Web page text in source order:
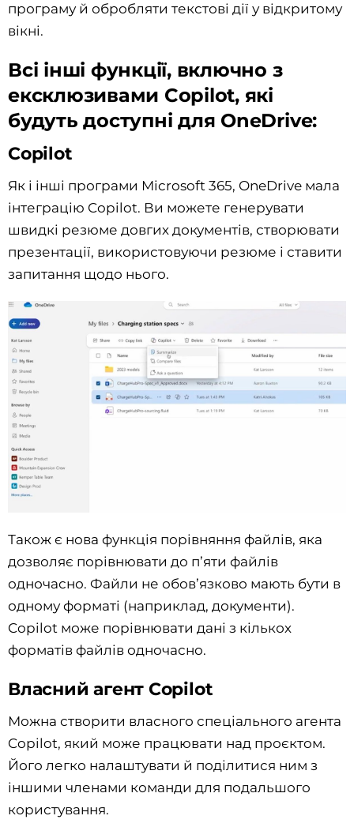
програму й обробляти текстові дії у відкритому
вікні.
Всі інші функції, включно з
ексклюзивами Copilot, які
будуть доступні для OneDrive:
Copilot
Як і інші програми Microsoft 365, OneDrive мала
інтеграцію Copilot. Ви можете генерувати
швидкі резюме довгих документів, створювати
презентації, використовуючи резюме і ставити
запитання щодо нього.
Також є нова функція порівняння файлів, яка
дозволяє порівнювати до п’яти файлів
одночасно. Файли не обов’язково мають бути в
одному форматі (наприклад, документи).
Copilot може порівнювати дані з кількох
форматів файлів одночасно.
Власний агент Copilot
Можна створити власного спеціального агента
Coрilot, який може працювати над проєктом.
Його легко налаштувати й поділитися ним з
іншими членами команди для подальшого
користування.